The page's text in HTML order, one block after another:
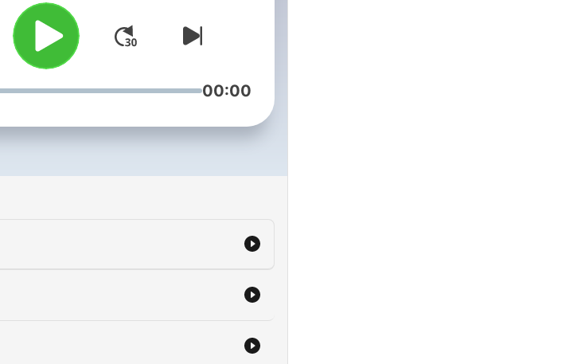
przygodach z bieganiem i o
tym, co daje pasja do tego
sportu. Czasami jest ciężko,
nie tylko z uwagi na dystans.
00:00